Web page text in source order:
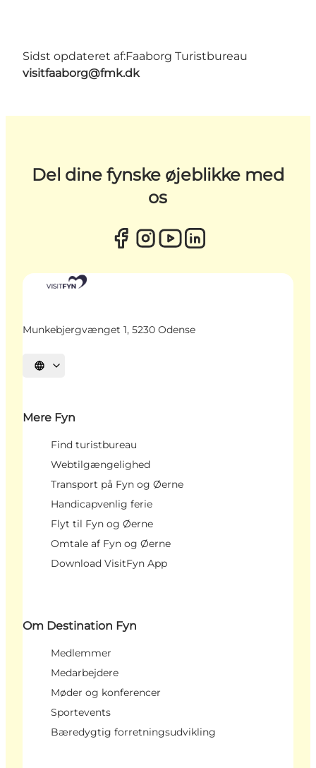
Sidst opdateret af:Faaborg Turistbureau
visitfaaborg@fmk.dk
Del dine fynske øjeblikke med
os
Munkebjergvænget 1, 5230 Odense
Vælg sprog
Mere Fyn
Find turistbureau
Webtilgængelighed
Transport på Fyn og Øerne
Handicapvenlig ferie
Flyt til Fyn og Øerne
Omtale af Fyn og Øerne
Download VisitFyn App
Om Destination Fyn
Medlemmer
Medarbejdere
Møder og konferencer
Sportevents
Bæredygtig forretningsudvikling